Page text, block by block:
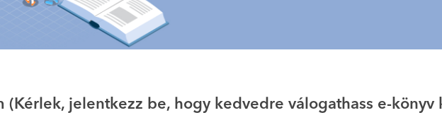
(Kérlek, jelentkezz be, hogy kedvedre válogathass e-